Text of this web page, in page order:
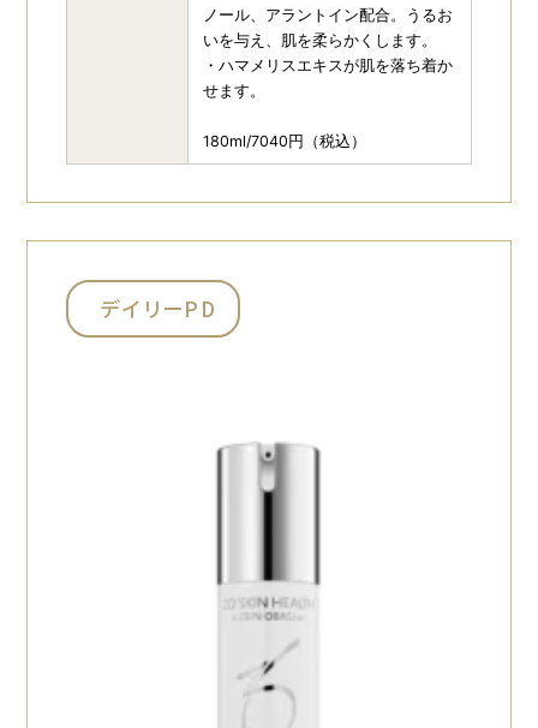
ノール、アラントイン配合。うるお
いを与え、肌を柔らかくします。
・ハマメリスエキスが肌を落ち着か
せます。
180ml/7040円（税込）
デイリーPD